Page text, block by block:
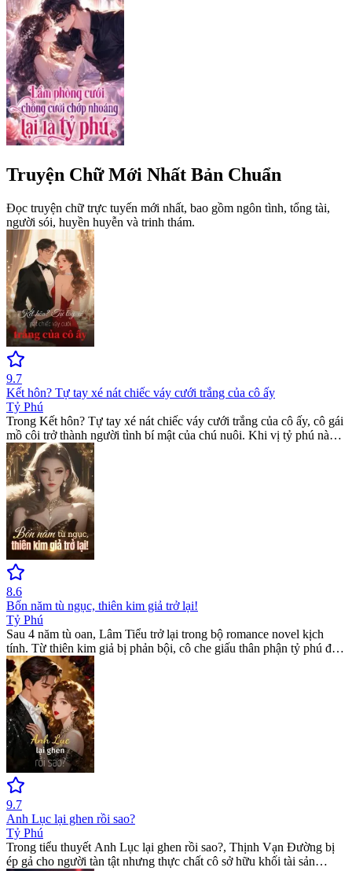
Truyện Chữ Mới Nhất Bản Chuẩn
Đọc truyện chữ trực tuyến mới nhất, bao gồm ngôn tình, tổng tài,
người sói, huyền huyễn và trinh thám.
9.7
Kết hôn? Tự tay xé nát chiếc váy cưới trắng của cô ấy
Tỷ Phú
Trong Kết hôn? Tự tay xé nát chiếc váy cưới trắng của cô ấy, cô gái
mồ côi trở thành người tình bí mật của chú nuôi. Khi vị tỷ phú này
từ chối kết hôn, cô quyết định rời bỏ để tìm hạnh phúc mới. Đọc
romance novel hấp dẫn về sự phản bội và hối hận tại website read
books online free này.
8.6
Bốn năm tù ngục, thiên kim giả trở lại!
Tỷ Phú
Sau 4 năm tù oan, Lâm Tiểu trở lại trong bộ romance novel kịch
tính. Từ thiên kim giả bị phản bội, cô che giấu thân phận tỷ phú để
trả đũa nhà họ Tần. Cuộc hôn nhân với thiếu gia Lục thị mở ra
những bí mật chấn động trong thế giới billionaire romance books
đầy quyền lực và mưu mô.
9.7
Anh Lục lại ghen rồi sao?
Tỷ Phú
Trong tiểu thuyết Anh Lục lại ghen rồi sao?, Thịnh Vạn Đường bị
ép gả cho người tàn tật nhưng thực chất cô sở hữu khối tài sản